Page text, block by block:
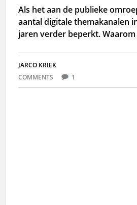
Als het aan de publieke
aantal digitale themakanalen
jaren verder beperkt.
JARCO KRIEK
COMMENTS
1